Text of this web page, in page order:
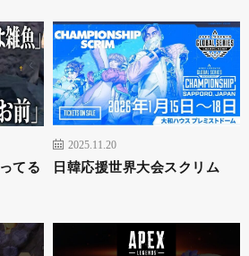
てる
2025.11.20
日韓応援世界大会スクリム